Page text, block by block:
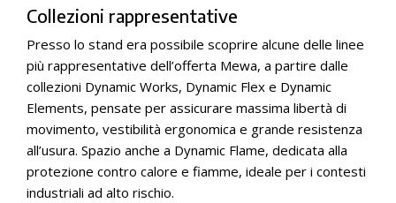
Collezioni rappresentative
Presso lo stand era possibile scoprire alcune delle linee
più rappresentative dell’offerta Mewa, a partire dalle
collezioni Dynamic Works, Dynamic Flex e Dynamic
Elements, pensate per assicurare massima libertà di
movimento, vestibilità ergonomica e grande resistenza
all’usura. Spazio anche a Dynamic Flame, dedicata alla
protezione contro calore e fiamme, ideale per i contesti
industriali ad alto rischio.